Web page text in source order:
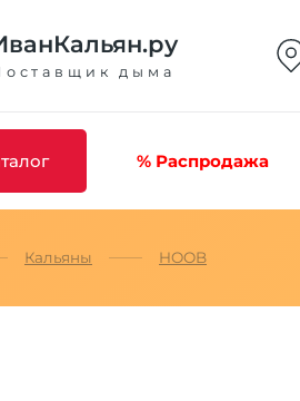
дыма
% Распродажа
Кальяны HOOB